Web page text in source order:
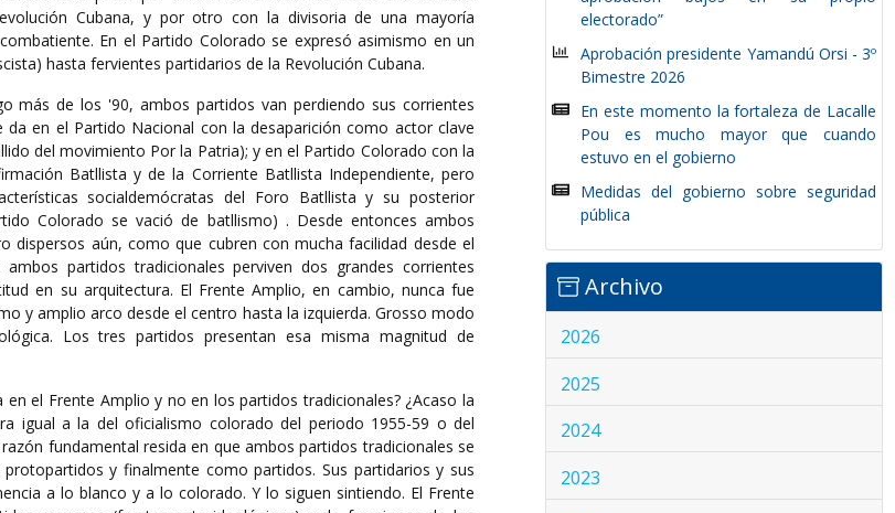
Cubana, y por otro con la divisoria de una mayoría
En el Partido Colorado se expresó asimismo en un
hasta fervientes partidarios de la Revolución Cubana.
más de los '90, ambos partidos van perdiendo sus corrientes
da en el Partido Nacional con la desaparición como actor clave
del movimiento Por la Patria); y en el Partido Colorado con la
Batllista y de la Corriente Batllista Independiente, pero
socialdemócratas del Foro Batllista y su posterior
Colorado se vació de batllismo) . Desde entonces ambos
dispersos aún, como que cubren con mucha facilidad desde el
partidos tradicionales perviven dos grandes corrientes
en su arquitectura. El Frente Amplio, en cambio, nunca fue
y amplio arco desde el centro hasta la izquierda. Grosso modo
Los tres partidos presentan esa misma magnitud de
el Frente Amplio y no en los partidos tradicionales? ¿Acaso la
igual a la del oficialismo colorado del periodo 1955-59 o del
razón fundamental resida en que ambos partidos tradicionales se
y finalmente como partidos. Sus partidarios y sus
a lo blanco y a lo colorado. Y lo siguen sintiendo. El Frente
electorado”
Aprobación presidente Yamandú Orsi - 3º
Bimestre 2026
En este momento la fortaleza de Lacalle
Pou es mucho mayor que cuando
estuvo en el gobierno
Medidas del gobierno sobre seguridad
pública
Archivo
2026
2025
2024
2023